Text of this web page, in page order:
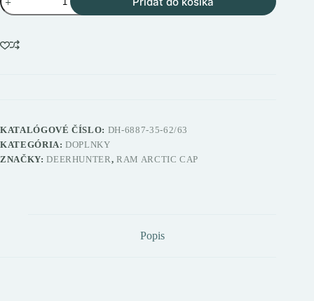
Deerhunter
Ram
Cap
REALTREE
KATALÓGOVÉ ČÍSLO: DH-6887-35-62/63
KATEGÓRIA:DOPLNKY
ZNAČKY:DEERHUNTER,RAM ARCTIC CAP
Popis